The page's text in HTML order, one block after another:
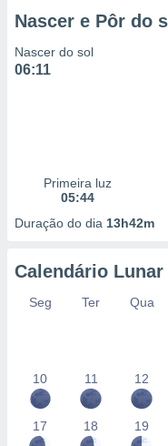
Nascer e Pôr do
Nascer do sol
06:11
Primeira luz
05:44
Duração do dia 13h42m
Calendário Lunar
Seg Ter Qua
10 11 12
17 18 19